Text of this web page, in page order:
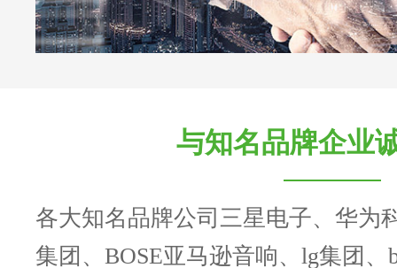
与知名品牌企业
各大知名品牌公司三星电子、华为
集团、BOSE亚马逊音响、lg集团、